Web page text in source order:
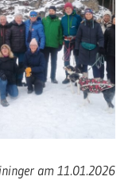
am 11.01.2026